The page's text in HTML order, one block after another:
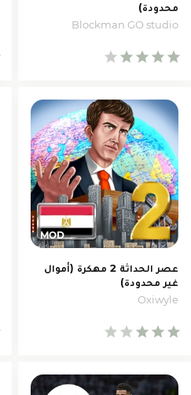
محدودة)
Blockman GO studio
عصر الحداثة 2 مهكرة (أموال
غير محدودة)
Oxiwyle